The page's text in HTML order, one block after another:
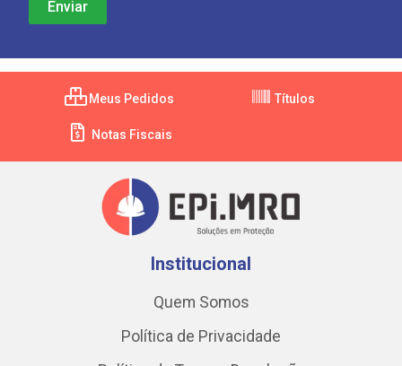
Meus Pedidos Títulos
Notas Fiscais
Institucional
Quem Somos
Política de Privacidade